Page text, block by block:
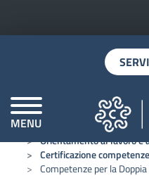
MENU
Home
Promozione
Orientamento al lavoro e
Certificazione competenze
Competenze per la